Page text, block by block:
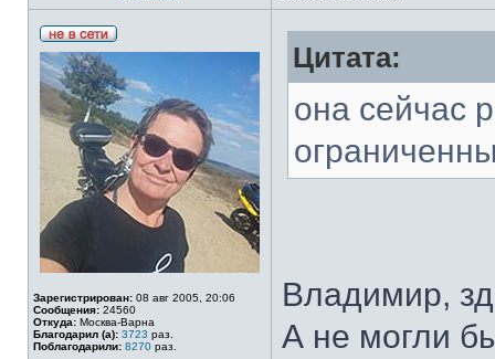
Зарегистрирован: 08 авг 2005, 20:06
Сообщения: 24560
Откуда: Москва-Варна
Благодарил (а): 3723 раз.
Поблагодарили: 8270 раз.
Цитата:
она сейчас
Владимир,
А не могли